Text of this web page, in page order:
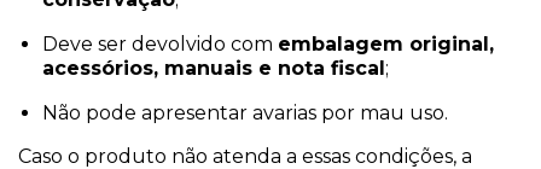
Deve ser devolvido com embalagem original,
acessórios, manuais e nota fiscal ;
Não pode apresentar avarias por mau uso.
Caso o produto não atenda a essas condições, a